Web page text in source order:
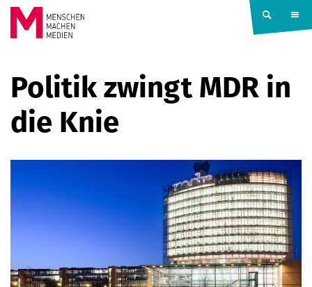
Springe zum Inhalt
MACHEN
MEDIEN
Politik zwingt MDR in
die Knie